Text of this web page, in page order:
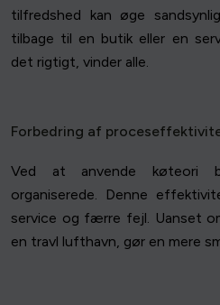
tilfredshed kan øge
tilbage til en butik eller en
det rigtigt, vinder alle.
Forbedring af
Ved at anvende køteori
organiserede. Denne
service og færre fejl. Uanset
en travl lufthavn, gør en mere